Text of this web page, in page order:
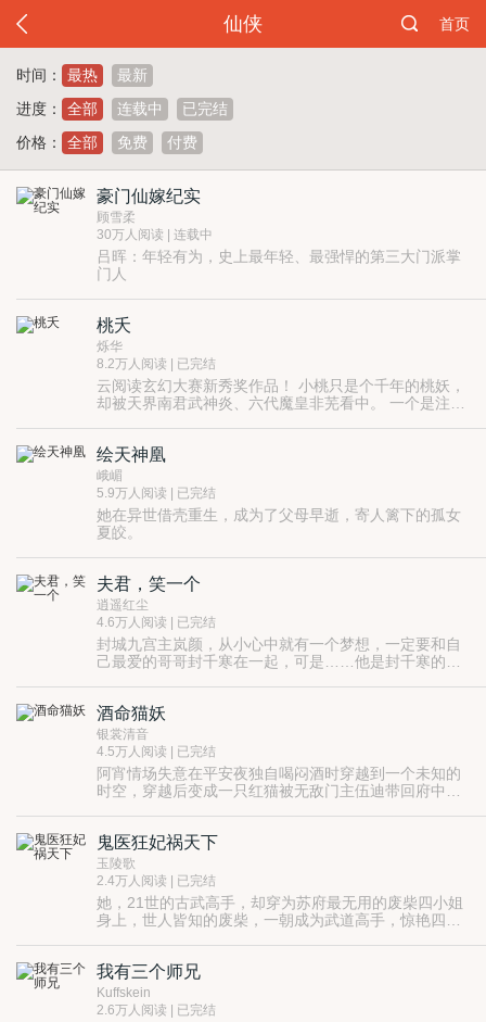
仙侠 首页
时间： 最热
最新
进度：
全部 连载中
已完结
价格：
全部 免费 付费
豪门仙嫁纪实
顾雪柔
30万人阅读 | 连载中
吕晖：年轻有为，史上最年轻、最强悍的第三大门派掌
门人
道侣。最初的相处真是一点都不融洽，吕掌门那是傲娇
毒舌外加喜怒无常孩子气，就算脸帅、个高、身材好也
实在勾不起许师姐的性趣！
不过夫妻嘛，双修、双修、双修、双修……修道嘛，打
怪降魔、打怪降魔、打怪降魔……感情那是在日常的点
点滴滴中生根发芽开花结果的，豪门双修纪实进行中！
桃夭
烁华
8.2万人阅读 | 已完结
云阅读玄幻大赛新秀奖作品！ 小桃只是个千年的桃妖，
却被天界南君武神炎、六代魔皇非芜看中。 一个是注视
她卸下职责，可为他眷恋凡尘。
绘天神凰
峨嵋
5.9万人阅读 | 已完结
她在异世借壳重生，成为了父母早逝，寄人篱下的孤女
夏皎。
偏偏除了她的江爷爷，所有人都认为她弱爆了，就是个
当姬妾宠物的命！
岂有此理！她只是不爱走平常路罢了。
当威风八面的修炼天才有什么意思？她要当修炼天才们
的终结者！
【弱质不弱智，丽质亦励志，山寨成就梦想，吃药创造
辉煌！】
夫君，笑一个
逍遥红尘
4.6万人阅读 | 已完结
封城九宫主岚颜，从小心中就有一个梦想，一定要和自
己最爱的哥哥封千寒在一起，可是……他是封千寒的弟
追到他的哥哥吗？
更重要的是……他真的是他弟弟吗？
ps：以上最后一句话才是重点，仔细品，没看出门道
的，仔细看看文章标签。
再PS：本文已在台湾上市，淘宝可代购。
酒命猫妖
银裳清音
4.5万人阅读 | 已完结
阿宵情场失意在平安夜独自喝闷酒时穿越到一个未知的
时空，穿越后变成一只红猫被无敌门主伍迪带回府中治
伍迪竟对阿宵一见钟情，暗自决定一世守护阿宵，一场
搞笑而颠覆的情感大戏自此拉开帷幕，且看阿宵如何用
玄功玩转未知的时空······
鬼医狂妃祸天下
玉陵歌
2.4万人阅读 | 已完结
她，21世的古武高手，却穿为苏府最无用的废柴四小姐
身上，世人皆知的废柴，一朝成为武道高手，惊艳四
到擒来，却不料遭到意外。
不愿意给吗？正好，那就连人带物一起收了！
我有三个师兄
Kuffskein
2.6万人阅读 | 已完结